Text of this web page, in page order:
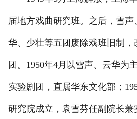
届地方戏曲研究班。之后，雪声
华、少壮等五团废除戏班旧制，
团。1950年4月以雪声、云华为
实验剧团，直属华东文化部；
研究院成立，袁雪芬任副院长兼